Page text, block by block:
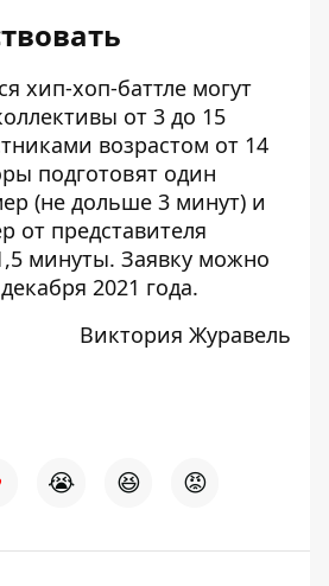
хип-хоп-баттле могут
от 3 до 15
возрастом от 14
подготовят один
(не дольше 3 минут) и
от представителя
минуты. Заявку можно
2021 года.
Виктория Журавель
😭 😆 😡